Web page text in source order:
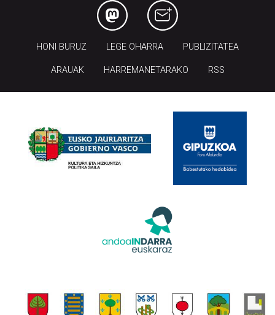
HONI BURUZ LEGE OHARRA PUBLIZITATEA
ARAUAK HARREMANETARAKO RSS